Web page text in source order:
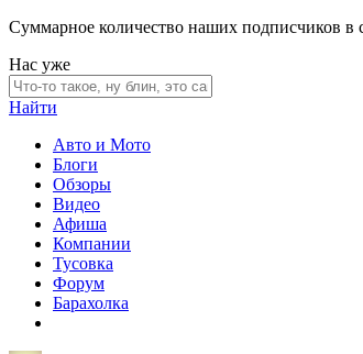
Суммарное количество наших подписчиков в
Нас уже
Найти
Авто и Мото
Блоги
Обзоры
Видео
Афиша
Компании
Тусовка
Форум
Барахолка